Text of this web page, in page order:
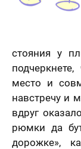
стояния у
место и
навстречу и
вдруг
рюмки да
дорожке»,